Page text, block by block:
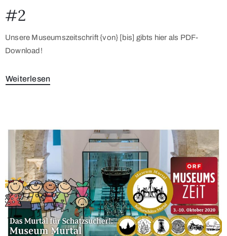
#2
Unsere Museumszeitschrift {von} [bis] gibts hier als PDF-
Download!
Weiterlesen